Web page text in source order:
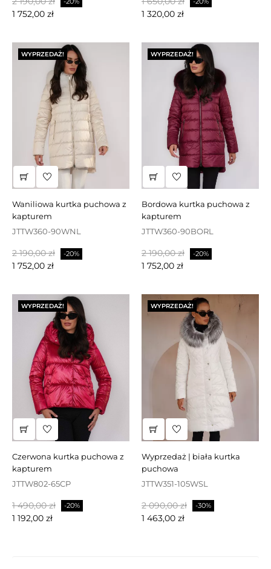
podstawowa
1 752,00 zł
podstawowa
1 320,00 zł
WYPRZEDAŻ!
waniliowa kurtka puchowa z
kapturem
JTTW360-90WNL
Cena
podstawowa
2 190,00 zł -20%
1 752,00 zł
WYPRZEDAŻ!
bordowa kurtka puchowa z
kapturem
JTTW360-90BORL
Cena
podstawowa
2 190,00 zł -20%
1 752,00 zł
WYPRZEDAŻ!
czerwona kurtka puchowa z
kapturem
JTTW802-65CP
Cena
podstawowa
1 490,00 zł -20%
1 192,00 zł
WYPRZEDAŻ!
wyprzedaż | biała kurtka
puchowa
JTTW351-105WSL
Cena
podstawowa
2 090,00 zł -30%
1 463,00 zł